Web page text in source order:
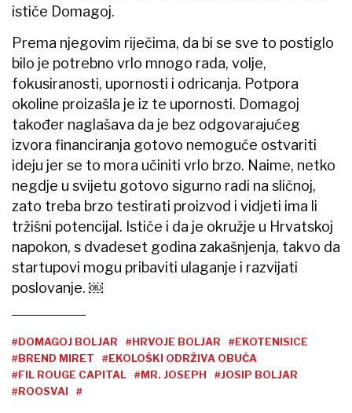
ističe Domagoj.
Prema njegovim riječima, da bi se sve to postiglo
bilo je potrebno vrlo mnogo rada, volje,
fokusiranosti, upornosti i odricanja. Potpora
okoline proizašla je iz te upornosti. Domagoj
također naglašava da je bez odgovarajućeg
izvora financiranja gotovo nemoguće ostvariti
ideju jer se to mora učiniti vrlo brzo. Naime, netko
negdje u svijetu gotovo sigurno radi na sličnoj,
zato treba brzo testirati proizvod i vidjeti ima li
tržišni potencijal. Ističe i da je okružje u Hrvatskoj
napokon, s dvadeset godina zakašnjenja, takvo da
startupovi mogu pribaviti ulaganje i razvijati
poslovanje. ￼
#DOMAGOJ BOLJAR #HRVOJE BOLJAR
#EKOTENISICE
#BREND MIRET
#EKOLOŠKI ODRŽIVA OBUĆA
#FIL ROUGE CAPITAL
#MR. JOSEPH
#JOSIP BOLJAR
#ROOSVAI
#